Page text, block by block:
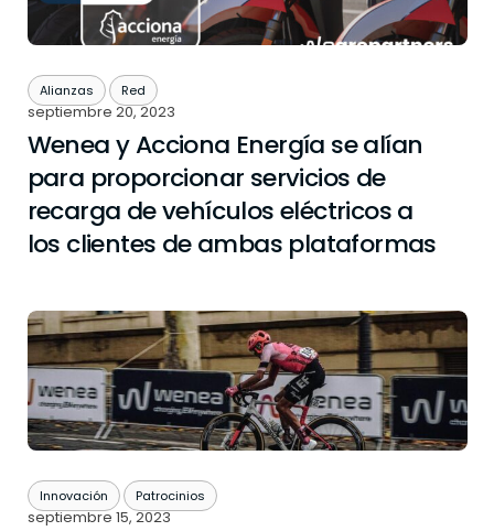
Alianzas Red
septiembre 20, 2023
Wenea y Acciona Energía se alían
para proporcionar servicios de
recarga de vehículos eléctricos a
los clientes de ambas plataformas
Innovación Patrocinios
septiembre 15, 2023